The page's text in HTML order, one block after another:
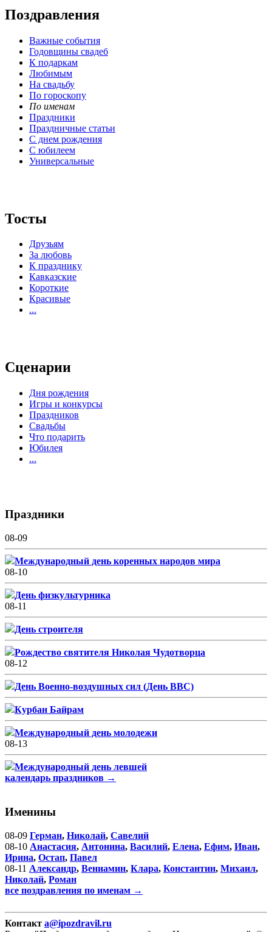
Поздравления
Важные события
Годовщины свадеб
К подаркам
Любимым
На свадьбу
По гороскопу
По именам
Праздники
Праздничные статьи
С днем рождения
С юбилеем
Универсальные
Тосты
Друзьям
За любовь
К празднику
Кавказские
Короткие
Красивые
...
Сценарии
Дня рождения
Игры и конкурсы
Праздников
Свадьбы
Что подарить
Юбилея
...
Праздники
08-09
Международный день коренных народов мира
08-10
День физкультурника
08-11
День строителя
Рождество святителя Николая Чудотворца
08-12
День Военно-воздушных сил (День ВВС)
Курбан Байрам
Международный день молодежи
08-13
Международный день левшей
календарь праздников →
Именины
08-09 Герман, Николай, Савелий
08-10 Анастасия, Антонина, Василий, Елена, Ефим, Иван,
Ирина, Остап, Павел
08-11 Александр, Вениамин, Клара, Константин, Михаил,
Николай, Роман
все поздравления по именам →
Контакт a@ipozdravil.ru